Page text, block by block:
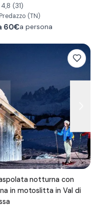
4,8 (31)
Predazzo (TN)
60€a persona
notturna con
in motoslitta in Val di